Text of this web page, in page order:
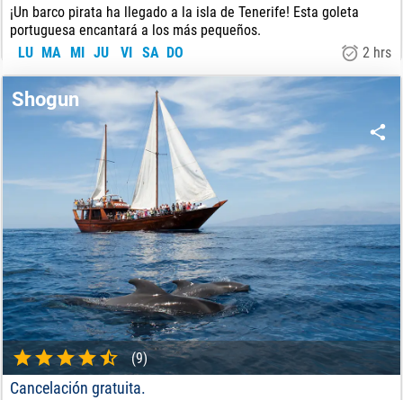
¡Un barco pirata ha llegado a la isla de Tenerife! Esta goleta
portuguesa encantará a los más pequeños.
LU MA MI JU VI SA DO 2 hrs
(9)
Shogun
Cancelación gratuita.